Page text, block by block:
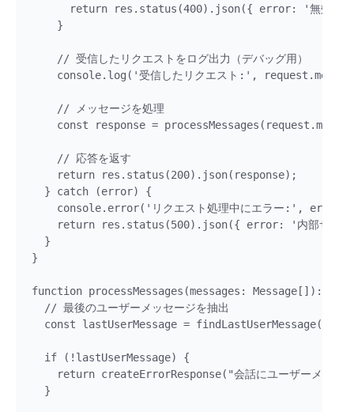
return res.status(400).json({ error: '無効なリ
    }
    // 受信したリクエストをログ出力（デバッグ用）
console.log('受信したリクエスト:',
    // メッセージを処理
const response =
    // 応答を返す
    return res.status(200).json(response);
  } catch (error) {
    console.error('リクエスト処理中にエラー:', error);
return res.status(500).json({ error: '内部サーバ
  }
}
function processMessages(messages: Message[]):
  // 最後のユーザーメッセージを抽出
const lastUserMessage =
  if (!lastUserMessage) {
return createErrorResponse("会話にユーザーメッセ
  }